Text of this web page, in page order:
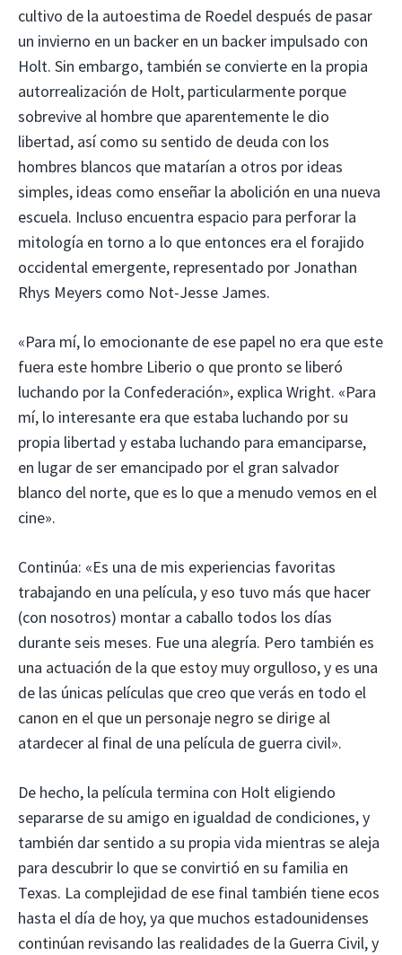
cultivo de la autoestima de Roedel después de pasar
un invierno en un backer en un backer impulsado con
Holt. Sin embargo, también se convierte en la propia
autorrealización de Holt, particularmente porque
sobrevive al hombre que aparentemente le dio
libertad, así como su sentido de deuda con los
hombres blancos que matarían a otros por ideas
simples, ideas como enseñar la abolición en una nueva
escuela. Incluso encuentra espacio para perforar la
mitología en torno a lo que entonces era el forajido
occidental emergente, representado por Jonathan
Rhys Meyers como Not-Jesse James.
«Para mí, lo emocionante de ese papel no era que este
fuera este hombre Liberio o que pronto se liberó
luchando por la Confederación», explica Wright. «Para
mí, lo interesante era que estaba luchando por su
propia libertad y estaba luchando para emanciparse,
en lugar de ser emancipado por el gran salvador
blanco del norte, que es lo que a menudo vemos en el
cine».
Continúa: «Es una de mis experiencias favoritas
trabajando en una película, y eso tuvo más que hacer
(con nosotros) montar a caballo todos los días
durante seis meses. Fue una alegría. Pero también es
una actuación de la que estoy muy orgulloso, y es una
de las únicas películas que creo que verás en todo el
canon en el que un personaje negro se dirige al
atardecer al final de una película de guerra civil».
De hecho, la película termina con Holt eligiendo
separarse de su amigo en igualdad de condiciones, y
también dar sentido a su propia vida mientras se aleja
para descubrir lo que se convirtió en su familia en
Texas. La complejidad de ese final también tiene ecos
hasta el día de hoy, ya que muchos estadounidenses
continúan revisando las realidades de la Guerra Civil, y